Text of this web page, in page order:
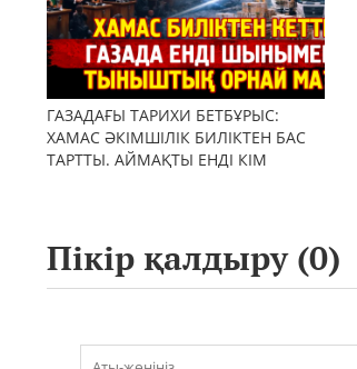
ГАЗАДАҒЫ ТАРИХИ БЕТБҰРЫС:
ХАМАС ӘКІМШІЛІК БИЛІКТЕН БАС
ТАРТТЫ. АЙМАҚТЫ ЕНДІ КІМ
Пікір қалдыру (0)